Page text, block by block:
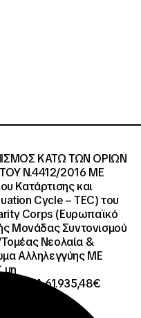
ΚΑΤΩ ΤΩΝ ΟΡΙΩΝ
Ν.4412/2016 ΜΕ
Κατάρτισης και
Cycle – TEC) του
Corps (Ευρωπαϊκό
Μονάδας Συντονισμού
Νεολαία &
Αλληλεγγύης ΜΕ
μη
ΦΠΑ 61.935,48€